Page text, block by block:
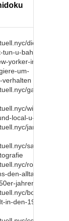
diese-18-
u-bahn-
yorker-in-neuer-
um-
verhalten
garry-
wie-lauft-
local-u-bahnen
james-
saul-leiter-
roy-
den-alltag-in-
jahren
boomtown-
in-den-1950er-